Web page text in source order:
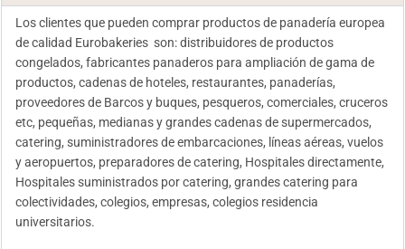
Los clientes que pueden comprar productos de panadería europea
de calidad Eurobakeries son: distribuidores de productos
congelados, fabricantes panaderos para ampliación de gama de
productos, cadenas de hoteles, restaurantes, panaderías,
proveedores de Barcos y buques, pesqueros, comerciales, cruceros
etc, pequeñas, medianas y grandes cadenas de supermercados,
catering, suministradores de embarcaciones, líneas aéreas, vuelos
y aeropuertos, preparadores de catering, Hospitales directamente,
Hospitales suministrados por catering, grandes catering para
colectividades, colegios, empresas, colegios residencia
universitarios.